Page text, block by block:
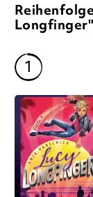
Longfinger"